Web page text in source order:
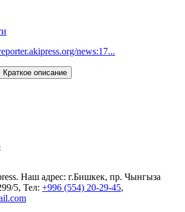
news:17...
Краткое описание
Наш адрес: г.Бишкек, пр. Чынгыза
5, Тел: +996 (554) 20-29-45,